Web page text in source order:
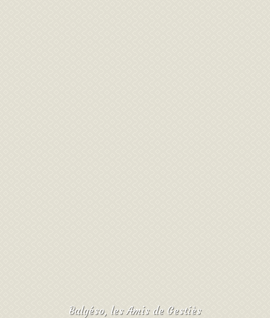
Balgéso, les Amis de Gestiès